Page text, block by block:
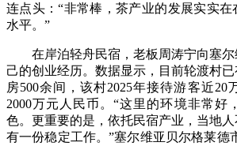
连点头：“非常棒，茶产业的发展实实
水平。”
在岸泊轻舟民宿，老板周涛宁向塞尔
己的创业经历。数据显示，目前轮渡村
房500余间，该村2025年接待游客近20
2000万元人民币。“这里的环境非常好
色。更重要的是，依托民宿产业，当地
有一份稳定工作。”塞尔维亚贝尔格莱德